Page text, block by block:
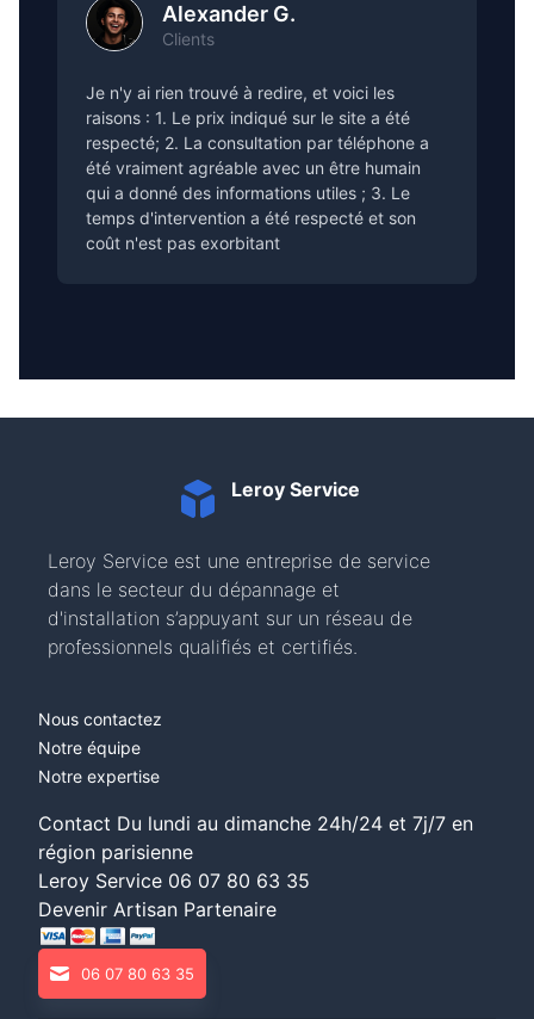
Alexander G.
Clients
Je n'y ai rien trouvé à redire, et voici les
raisons : 1. Le prix indiqué sur le site a été
respecté; 2. La consultation par téléphone a
été vraiment agréable avec un être humain
qui a donné des informations utiles ; 3. Le
temps d'intervention a été respecté et son
coût n'est pas exorbitant
Leroy Service
Leroy Service est une entreprise de service
dans le secteur du dépannage et
d'installation s’appuyant sur un réseau de
professionnels qualifiés et certifiés.
Nous contactez
Notre équipe
Notre expertise
Contact Du lundi au dimanche 24h/24 et 7j/7 en
région parisienne
Leroy Service 06 07 80 63 35
Devenir Artisan Partenaire
06 07 80 63 35